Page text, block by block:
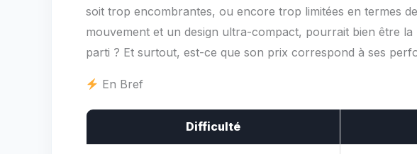
soit trop encombrantes, ou encore trop limitées en termes
mouvement et un design ultra-compact, pourrait bien être
parti ? Et surtout, est-ce que son prix correspond à ses
En Bref
Difficulté